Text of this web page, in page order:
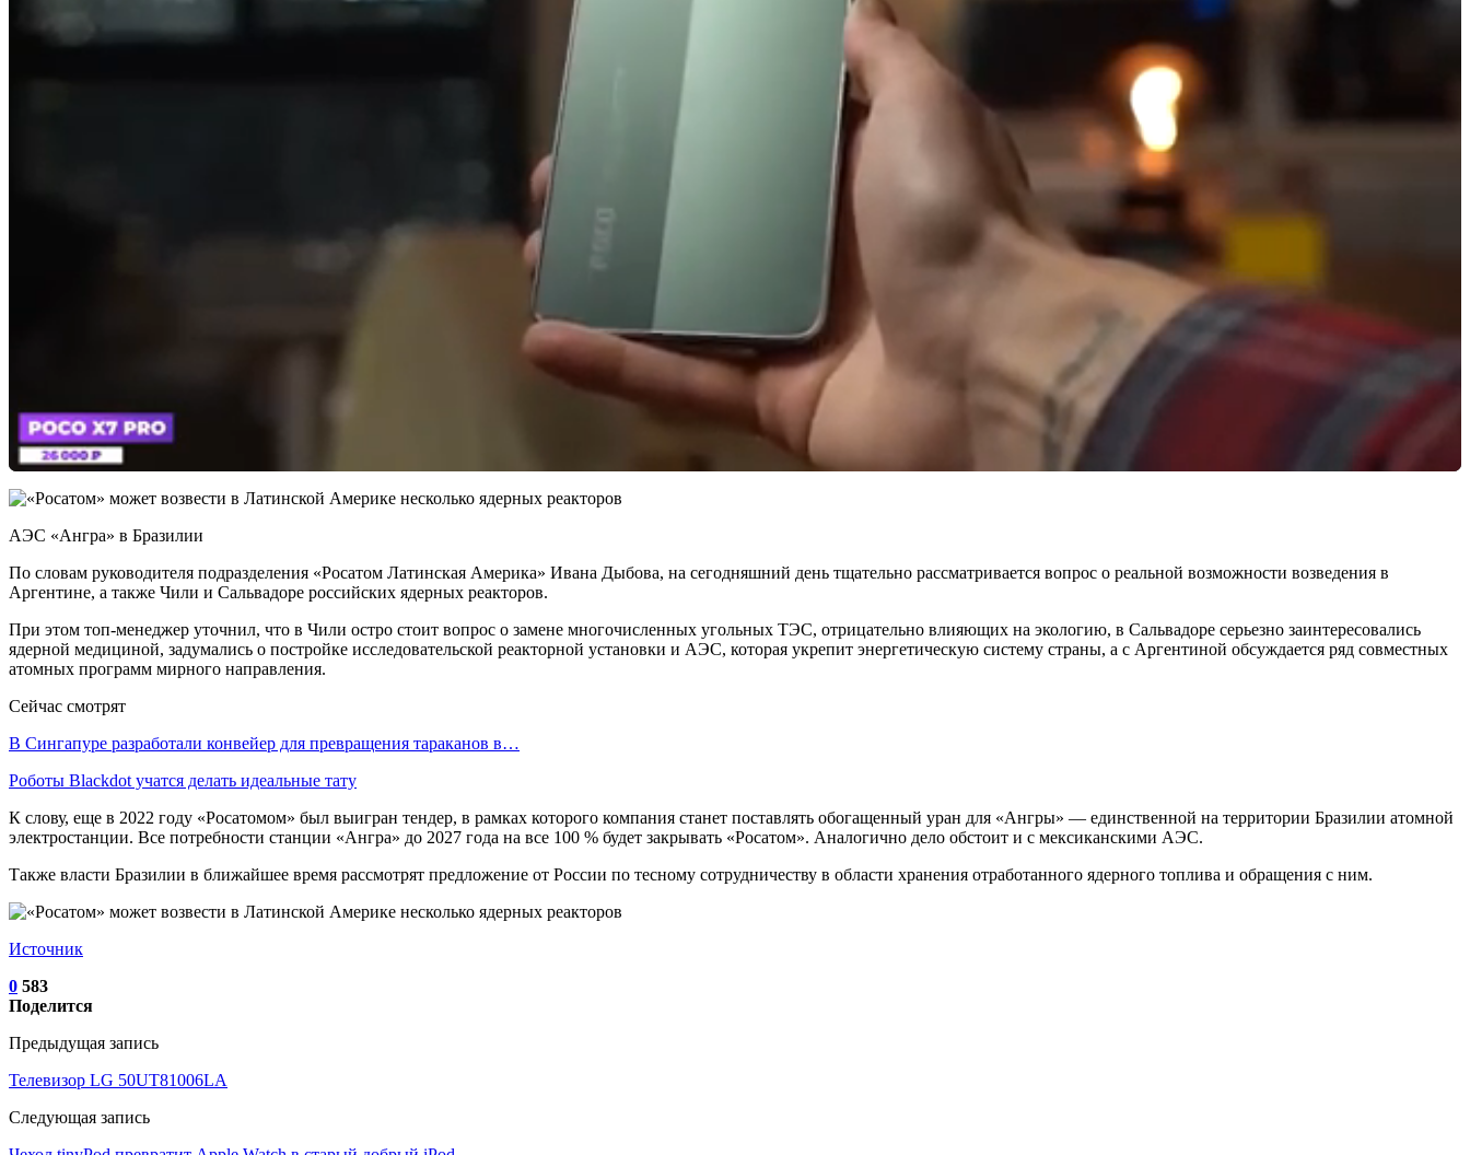
АЭС «Ангра» в Бразилии
По словам руководителя подразделения «Росатом Латинская Америка» Ивана Дыбова, на сегодняшний день тщательно рассматривается вопрос о реальной возможности возведения в
Аргентине, а также Чили и Сальвадоре российских ядерных реакторов.
При этом топ-менеджер уточнил, что в Чили остро стоит вопрос о замене многочисленных угольных ТЭС, отрицательно влияющих на экологию, в Сальвадоре серьезно заинтересовались
ядерной медициной, задумались о постройке исследовательской реакторной установки и АЭС, которая укрепит энергетическую систему страны, а с Аргентиной обсуждается ряд совместных
атомных программ мирного направления.
Сейчас смотрят
В Сингапуре разработали конвейер для превращения тараканов в…
Роботы Blackdot учатся делать идеальные тату
К слову, еще в 2022 году «Росатомом» был выигран тендер, в рамках которого компания станет поставлять обогащенный уран для «Ангры» — единственной на территории Бразилии атомной
электростанции. Все потребности станции «Ангра» до 2027 года на все 100 % будет закрывать «Росатом». Аналогично дело обстоит и с мексиканскими АЭС.
Также власти Бразилии в ближайшее время рассмотрят предложение от России по тесному сотрудничеству в области хранения отработанного ядерного топлива и обращения с ним.
Источник
0 583
Поделится
Предыдущая запись
Телевизор LG 50UT81006LA
Следующая запись